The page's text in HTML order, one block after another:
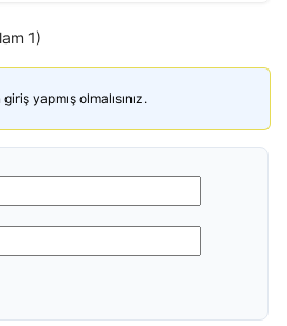
1)
yapmış olmalısınız.